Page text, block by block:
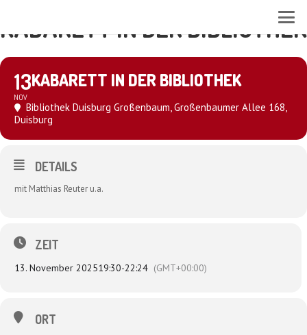
KABARETT IN DER BIBLIOTHEK
13
NOV
KABARETT IN DER BIBLIOTHEK
Bibliothek Duisburg Großenbaum, Großenbaumer Allee 168,
Duisburg
DETAILS
mit Matthias Reuter u.a.
ZEIT
13. November 202519:30-22:24 (GMT+00:00)
ORT